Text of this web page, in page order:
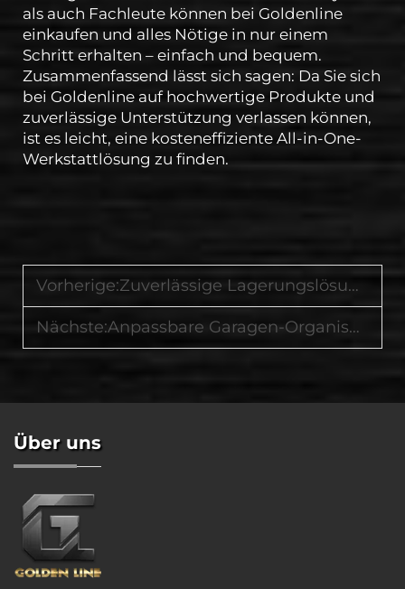
als auch Fachleute können bei Goldenline
einkaufen und alles Nötige in nur einem
Schritt erhalten – einfach und bequem.
Zusammenfassend lässt sich sagen: Da Sie sich
bei Goldenline auf hochwertige Produkte und
zuverlässige Unterstützung verlassen können,
ist es leicht, eine kosteneffiziente All-in-One-
Werkstattlösung zu finden.
Vorherige:Zuverlässige Lagerungslösungen für die Fahrzeugwartung von einem vertrauenswürdigen globalen Anbieter von Werkzeug- und Ausrüstungssystemen
Nächste:Anpassbare Garagen-Organisationssysteme für Fachleute und Heimanwender gleichermaßen
Über uns